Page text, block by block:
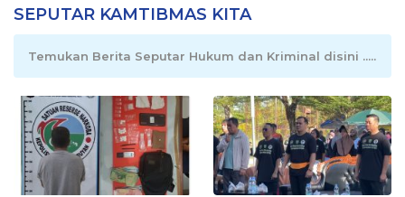
SEPUTAR KAMTIBMAS KITA
Temukan Berita Seputar Hukum dan Kriminal disini .....